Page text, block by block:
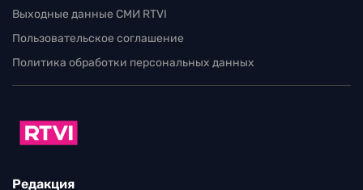
Выходные данные СМИ RTVI
Пользовательское соглашение
Политика обработки персональных данных
Редакция